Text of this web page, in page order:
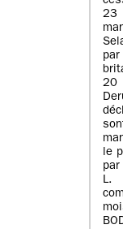
23
20
le
L.